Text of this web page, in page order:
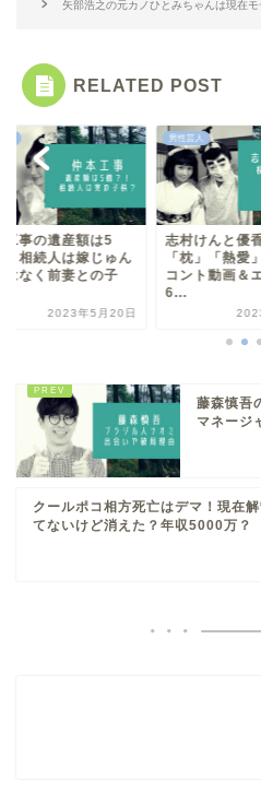
矢部浩之の元カノひとみちゃんは現在
RELATED POST
けんと優香の関係
」「熱愛」はデマ！
ト動画＆エピソード
2023年12月7日
男性芸人
宮下草薙の宮
エピソード8
イソジン＆相
強...
藤森慎吾
マネージ
クールポコ相方死亡はデマ！現在解
てないけど消えた？年収5000万？